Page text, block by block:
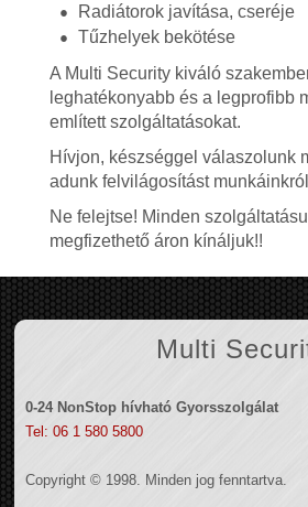
Radiátorok javítása, cseréje
Tűzhelyek bekötése
A Multi Security kiváló
leghatékonyabb és a legprofibb
említett szolgáltatásokat.
Hívjon, készséggel válaszolunk
adunk felvilágosítást
Ne felejtse! Minden
megfizethető áron kínáljuk!!
Multi
0-24 NonStop hívható Gyorsszolgálat
Tel: 06 1 580 5800
Copyright © 1998. Minden jog fenntartva.